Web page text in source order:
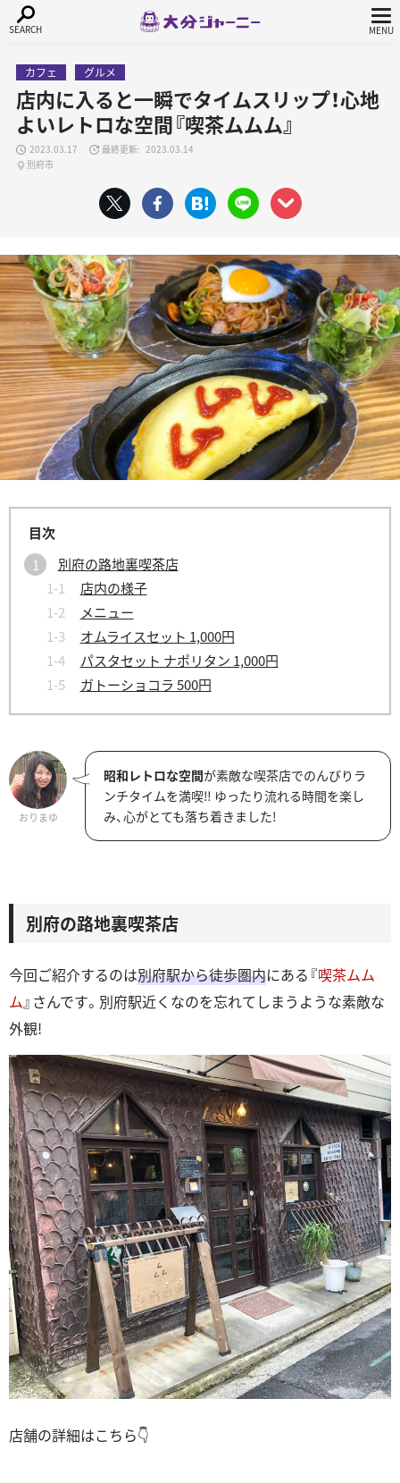
カフェ グルメ
店内に入ると一瞬でタイムスリップ！心地
よいレトロな空間『喫茶ムムム』
2023.03.17
2023.03.14
別府市
別府の路地裏喫茶店
店内の様子
メニュー
オムライスセット 1,000円
パスタセット ナポリタン 1,000円
ガトーショコラ 500円
おりまゆ
昭和レトロな空間が素敵な喫茶店でのんびりラ
ンチタイムを満喫‼ ゆったり流れる時間を楽し
み、心がとても落ち着きました!
別府の路地裏喫茶店
今回ご紹介するのは別府駅から徒歩圏内にある『喫茶ムム
ム』さんです。別府駅近くなのを忘れてしまうような素敵な
外観!
店舗の詳細はこちら👇